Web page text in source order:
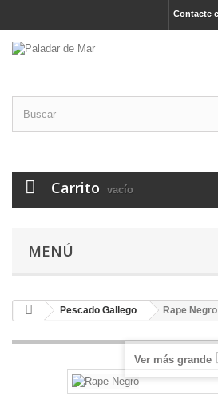
Contacte
Carrito vacío
MENÚ
Pescado Gallego Rape Negro
Ver más grande